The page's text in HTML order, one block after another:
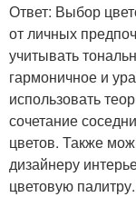
Ответ: Выбор
от личных
учитывать
гармоничное и
использовать
сочетание
цветов. Также
дизайнеру
цветовую палитру.